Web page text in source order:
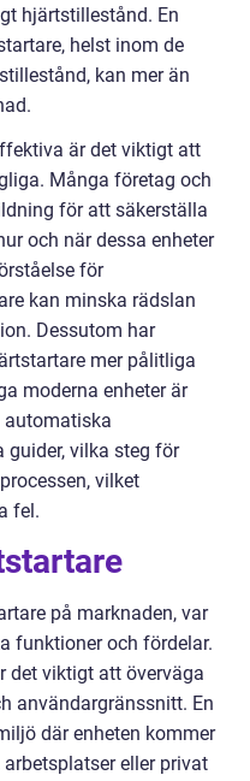
hjärtstillestånd. En
helst inom de
kan mer än
är det viktigt att
Många företag och
för att säkerställa
och när dessa enheter
för
kan minska rädslan
Dessutom har
mer pålitliga
moderna enheter är
automatiska
vilka steg för
vilket
fel.
på marknaden, var
funktioner och fördelar.
det viktigt att överväga
användargränssnitt. En
där enheten kommer
eller privat